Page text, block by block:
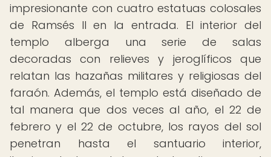
impresionante con cuatro estatuas colosales
de Ramsés II en la entrada. El interior del
templo alberga una serie de salas
decoradas con relieves y jeroglíficos que
relatan las hazañas militares y religiosas del
faraón. Además, el templo está diseñado de
tal manera que dos veces al año, el 22 de
febrero y el 22 de octubre, los rayos del sol
penetran hasta el santuario interior,